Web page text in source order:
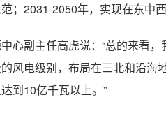
；2031-2050年，实现在东中
心副主任高虎说：“总的来看
风电级别，布局在三北和沿
到10亿千瓦以上。”